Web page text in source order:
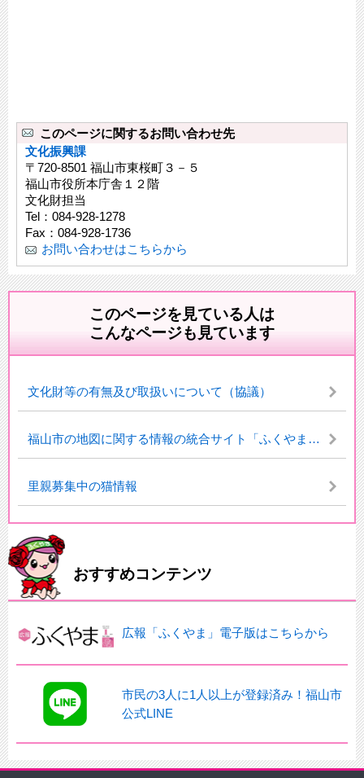
このページに関するお問い合わせ先
文化振興課
〒720-8501 福山市東桜町３－５
福山市役所本庁舎１２階
文化財担当
Tel：084-928-1278
Fax：084-928-1736
お問い合わせはこちらから
このページを見ている人は
こんなページも見ています
文化財等の有無及び取扱いについて（協議）
福山市の地図に関する情報の統合サイト「ふくやまっぷ」について
里親募集中の猫情報
おすすめコンテンツ
広報「ふくやま」電子版はこちらから
市民の3人に1人以上が登録済み！福山市
公式LINE